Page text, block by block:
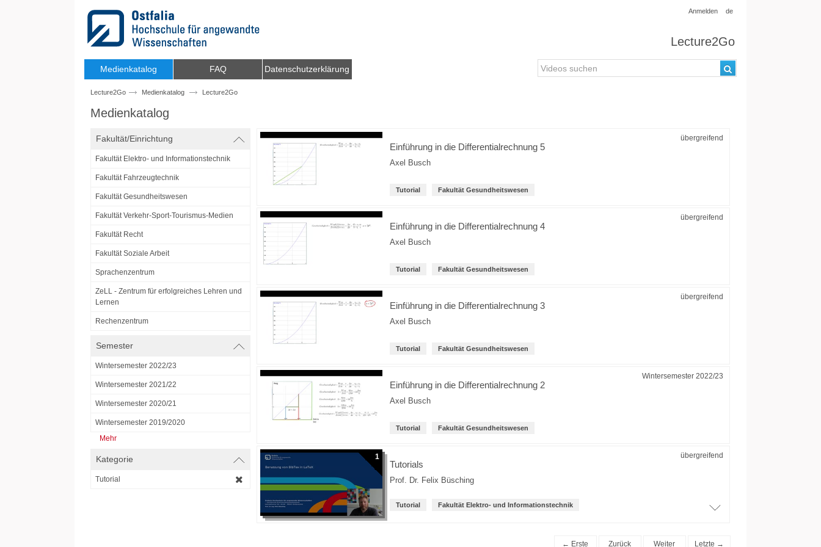
Anmelden de
Lecture2Go
Medienkatalog FAQ Datenschutzerklärung
Lecture2Go Medienkatalog Lecture2Go
Medienkatalog
Fakultät/Einrichtung
Fakultät Elektro- und Informationstechnik
Fakultät Fahrzeugtechnik
Fakultät Gesundheitswesen
Fakultät Verkehr-Sport-Tourismus-Medien
Fakultät Recht
Fakultät Soziale Arbeit
Sprachenzentrum
ZeLL - Zentrum für erfolgreiches Lehren und
Lernen
Rechenzentrum
Semester
Wintersemester 2022/23
Wintersemester 2021/22
Wintersemester 2020/21
Wintersemester 2019/2020
Mehr
Kategorie
Tutorial
übergreifend
Einführung in die Differentialrechnung 5
Axel Busch
Tutorial Fakultät Gesundheitswesen
übergreifend
Einführung in die Differentialrechnung 4
Axel Busch
Tutorial Fakultät Gesundheitswesen
übergreifend
Einführung in die Differentialrechnung 3
Axel Busch
Tutorial Fakultät Gesundheitswesen
Wintersemester 2022/23
Einführung in die Differentialrechnung 2
Axel Busch
Tutorial Fakultät Gesundheitswesen
1 übergreifend
Tutorials
Prof. Dr. Felix Büsching
Tutorial Fakultät Elektro- und Informationstechnik
← Erste Zurück Weiter Letzte →